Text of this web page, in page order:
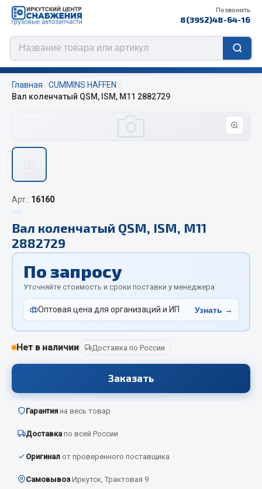
Позвонить
8(3952)48-64-16
QITONG
Весь раздел
Отопители салона, подогреватели
Автономные воздушные отопители
Жидкостные подогреватели
Подогреватели тосола
Автотовары
Автозвук
Автокаталоги
Аптечки и знаки автомобильные
Главная
CUMMINS HAFFEN
Вал коленчатый QSM, ISM, M11 2882729
Арт.: 16160
Вал коленчатый QSM, ISM, M11
2882729
По запросу
Уточняйте стоимость и сроки поставки у менеджера
Оптовая цена для организаций и ИП Узнать →
Нет в наличии Доставка по России
Заказать
Гарантия на весь товар
Доставка по всей России
Оригинал от проверенного поставщика
Самовывоз Иркутск, Трактовая 9